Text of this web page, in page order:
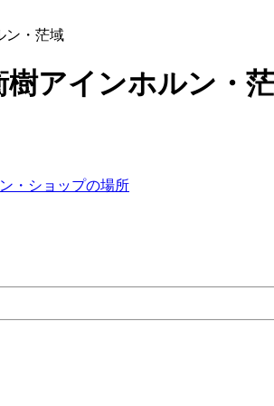
ン・茫域
アインホルン・
・ショップの場所